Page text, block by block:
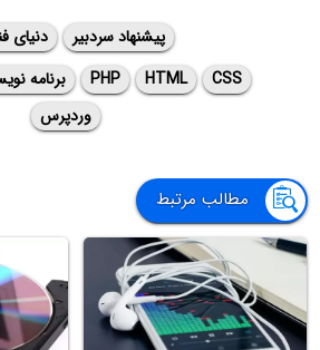
پیشنهاد سردبیر
دنیای
CSS
HTML
PHP برنامه
وردپرس
مطالب مرتبط